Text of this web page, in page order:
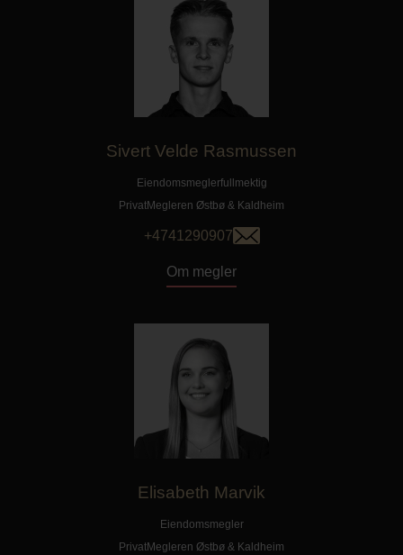
Sivert Velde Rasmussen
Eiendomsmeglerfullmektig
PrivatMegleren Østbø & Kaldheim
+4741290907
Om megler
Elisabeth Marvik
Eiendomsmegler
PrivatMegleren Østbø & Kaldheim